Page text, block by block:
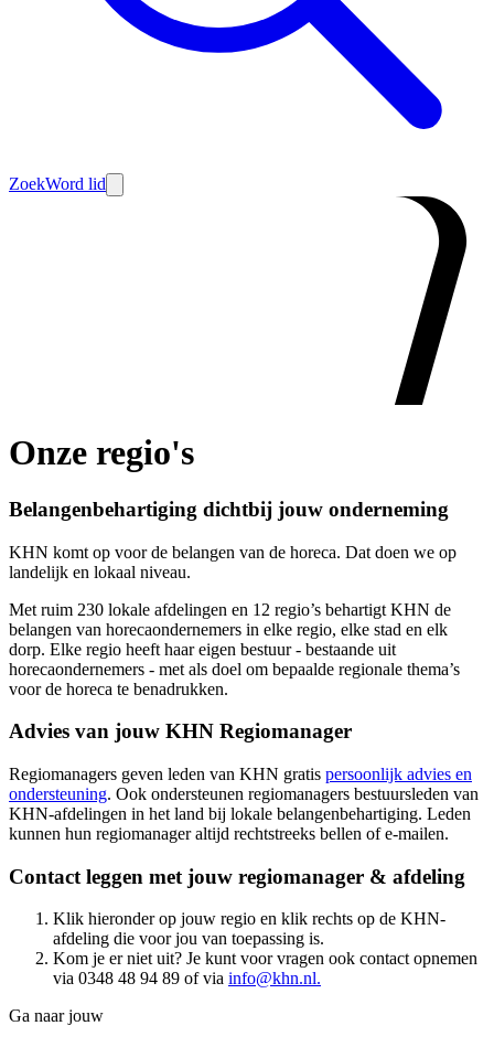
ZoekWord lid
Onze regio's
Belangenbehartiging dichtbij jouw onderneming
KHN komt op voor de belangen van de horeca. Dat doen we op
landelijk en lokaal niveau.
Met ruim 230 lokale afdelingen en 12 regio’s behartigt KHN de
belangen van horecaondernemers in elke regio, elke stad en elk
dorp. Elke regio heeft haar eigen bestuur - bestaande uit
horecaondernemers - met als doel om bepaalde regionale thema’s
voor de horeca te benadrukken.
Advies van jouw KHN Regiomanager
Regiomanagers geven leden van KHN gratis persoonlijk advies en
ondersteuning. Ook ondersteunen regiomanagers bestuursleden van
KHN-afdelingen in het land bij lokale belangenbehartiging. Leden
kunnen hun regiomanager altijd rechtstreeks bellen of e-mailen.
Contact leggen met jouw regiomanager & afdeling
Klik hieronder op jouw regio en klik rechts op de KHN-
afdeling die voor jou van toepassing is.
Kom je er niet uit? Je kunt voor vragen ook contact opnemen
via 0348 48 94 89 of via info@khn.nl.
Ga naar jouw